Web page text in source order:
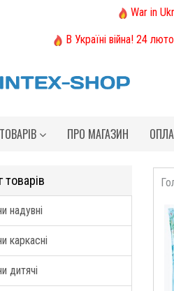
War in
В Україні війна! 24
ПРО МАГАЗИН
товарів
надувні
каркасні
дитячі